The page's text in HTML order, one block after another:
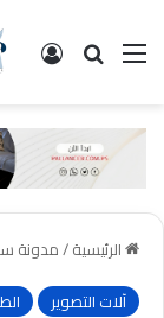
القائمة البحث
الرئيسية/مدونة
آلات التصوير